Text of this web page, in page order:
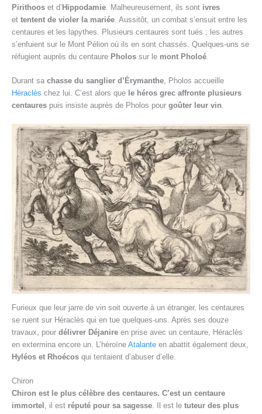
Pirithoos et d’ Hippodamie . Malheureusement, ils sont ivres
et tentent de violer la mariée . Aussitôt, un combat s’ensuit entre les
centaures et les lapythes. Plusieurs centaures sont tués ; les autres
s’enfuient sur le Mont Pélion où ils en sont chassés. Quelques-uns se
réfugient auprès du centaure Pholos sur le mont Pholoé
Durant sa chasse du sanglier d’Érymanthe, Pholos accueille
Héraclès chez lui. C’est alors que le héros grec affronte plusieurs
centaures puis insiste auprès de Pholos pour goûter leur vin.
Furieux que leur jarre de vin soit ouverte à un étranger, les centaures
se ruent sur Héraclès qui en tue quelques-uns. Après ses douze
travaux, pour délivrer Déjanire en prise avec un centaure, Héraclès
en extermina encore un. L’héroïne Atalante en abattit également deux,
Hyléos et Rhoécos qui tentaient d’abuser d’elle.
Chiron
Chiron est le plus célèbre des centaures. C’est un centaure
immortel
, il est réputé pour sa sagesse . Il est le tuteur des plus